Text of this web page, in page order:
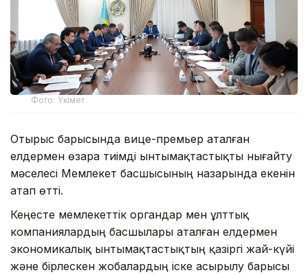
Фото: Үкімет
Отырыс барысында вице-премьер аталған
елдермен өзара тиімді ынтымақтастықты нығайту
мәселесі Мемлекет басшысының назарында екенін
атап өтті.
Кеңесте мемлекеттік органдар мен ұлттық
компаниялардың басшылары аталған елдермен
экономикалық ынтымақтастықтың қазіргі жай-күйі
және бірлескен жобалардың іске асырылу барысы